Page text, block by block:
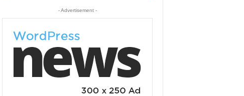
- Advertisement -